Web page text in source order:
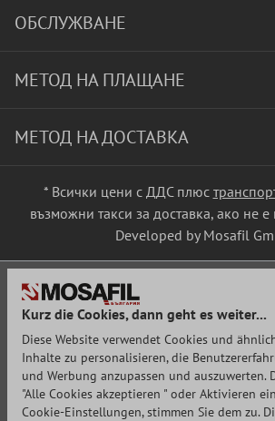
ОБСЛУЖВАНЕ
МЕТОД НА ПЛАЩАНЕ
МЕТОД НА ДОСТАВКА
* Всички цени с ДДС плюс
възможни такси за доставка, ако не
Developed by Mosafil
Kurz die Cookies, dann geht es weiter...
Diese Website verwendet Cookies und
Inhalte zu personalisieren, die
und Werbung anzupassen und auszuwerten.
"Alle Cookies akzeptieren " oder Aktivieren
Cookie-Einstellungen, stimmen Sie dem zu.